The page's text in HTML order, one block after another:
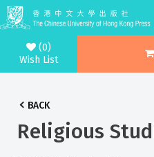
(0)
Wish List
BACK
Religious